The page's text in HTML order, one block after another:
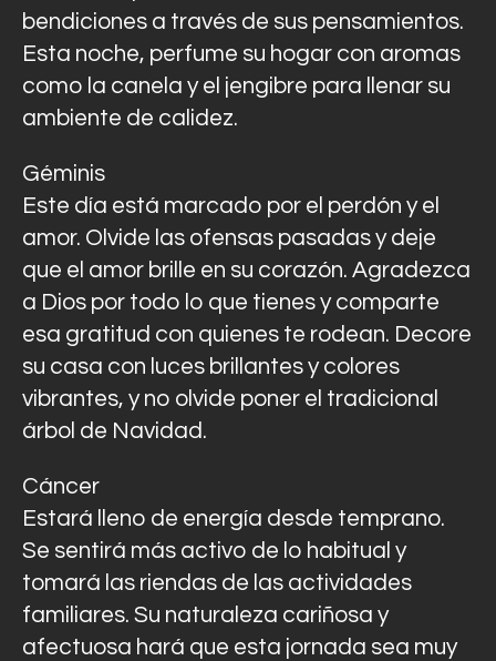
bendiciones a través de sus pensamientos.
Esta noche, perfume su hogar con aromas
como la canela y el jengibre para llenar su
ambiente de calidez.
Géminis
Este día está marcado por el perdón y el
amor. Olvide las ofensas pasadas y deje
que el amor brille en su corazón. Agradezca
a Dios por todo lo que tienes y comparte
esa gratitud con quienes te rodean. Decore
su casa con luces brillantes y colores
vibrantes, y no olvide poner el tradicional
árbol de Navidad.
Cáncer
Estará lleno de energía desde temprano.
Se sentirá más activo de lo habitual y
tomará las riendas de las actividades
familiares. Su naturaleza cariñosa y
afectuosa hará que esta jornada sea muy